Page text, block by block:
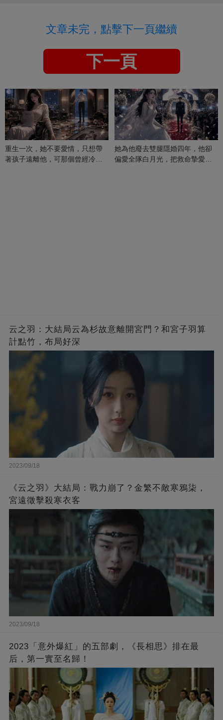
文章未完，點擊下一頁繼續
下一頁
重生一次，她不要愛情，只想帶
著孩子遠離他，可那個曾經冷漠
她為他廢去雙腿隱婚四年，他卻
偏愛全隊白月光，把救命摯愛當
云之羽：大結局云為杉故意離開宮門？和宮子羽算
計點竹，布局好深
2023/09/18
《云之羽》大結局：戰力崩了？金繁不敵寒鴉柒，
宮遠徵擊殺寒衣客
2023/09/18
2023「意外爆紅」的五部劇，《長相思》排在最
后，第一實至名歸！